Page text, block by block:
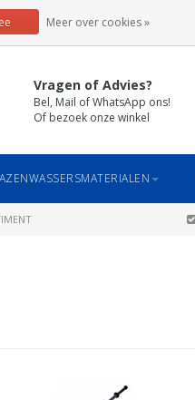
Vragen of Advies?
Bel, Mail of WhatsApp ons!
Of bezoek onze winkel
Meer over cookies »